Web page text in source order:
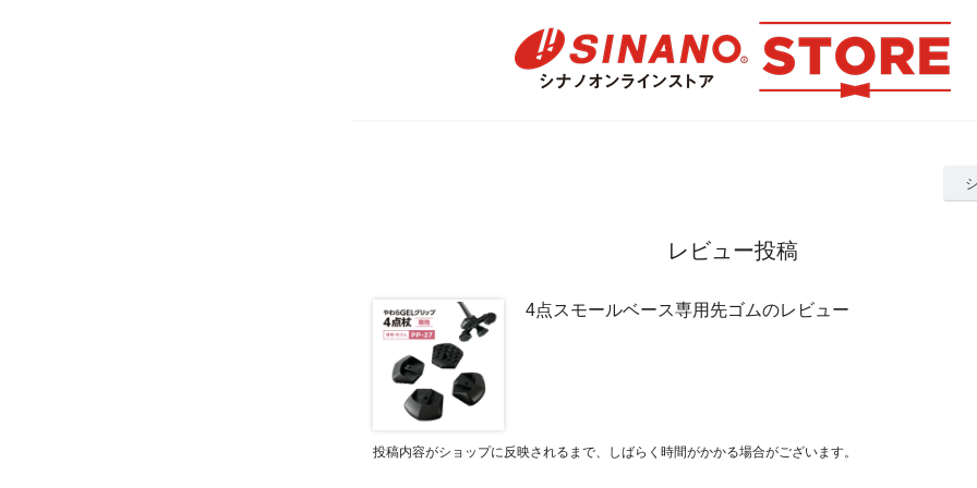
レビュー投稿
4点スモールベース専用先ゴムのレビュー
投稿内容がショップに反映されるまで、しばらく時間がかかる場合がございます。